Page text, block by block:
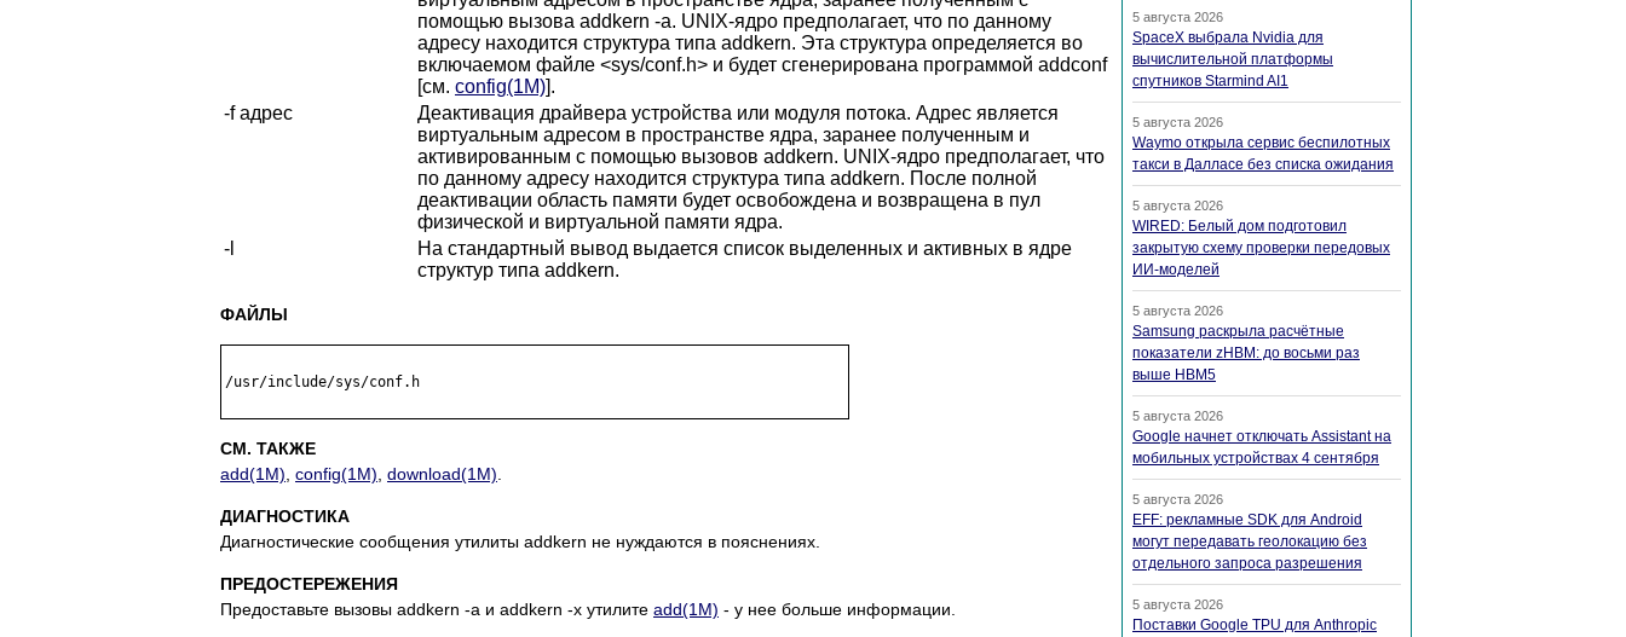
помощью вызова addkern -a. UNIX-ядро предполагает, что по данному
адресу находится структура типа addkern. Эта структура определяется во
включаемом файле <sys/conf.h> и будет сгенерирована программой addconf
[см. config(1M)].
-f адрес
Деактивация драйвера устройства или модуля потока. Адрес является
виртуальным адресом в пространстве ядра, заранее полученным и
активированным с помощью вызовов addkern. UNIX-ядро предполагает, что
по данному адресу находится структура типа addkern. После полной
деактивации область памяти будет освобождена и возвращена в пул
физической и виртуальной памяти ядра.
-l
На стандартный вывод выдается список выделенных и активных в ядре
структур типа addkern.
ФАЙЛЫ
/usr/include/sys/conf.h
СМ. ТАКЖЕ
add(1M) config(1M) download(1M)
ДИАГНОСТИКА
Диагностические сообщения утилиты addkern не нуждаются в пояснениях.
ПРЕДОСТЕРЕЖЕНИЯ
Предоставьте вызовы addkern -a и addkern -x утилите add(1M) - у нее больше информации.
5 августа 2026
SpaceX выбрала Nvidia для
вычислительной платформы
спутников Starmind AI1
5 августа 2026
Waymo открыла сервис беспилотных
такси в Далласе без списка ожидания
5 августа 2026
WIRED: Белый дом подготовил
закрытую схему проверки передовых
ИИ-моделей
5 августа 2026
Samsung раскрыла расчётные
показатели zHBM: до восьми раз
выше HBM5
5 августа 2026
Google начнет отключать Assistant на
мобильных устройствах 4 сентября
5 августа 2026
EFF: рекламные SDK для Android
могут передавать геолокацию без
отдельного запроса разрешения
5 августа 2026
Поставки Google TPU для Anthropic